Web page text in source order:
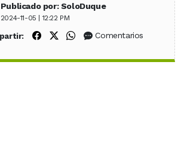
Publicado por: SoloDuque
2024-11-05 | 12:22 PM
Compartir en Facebook
Compartir en X (Twitter)
Compartir en WhatsApp
Comentarios